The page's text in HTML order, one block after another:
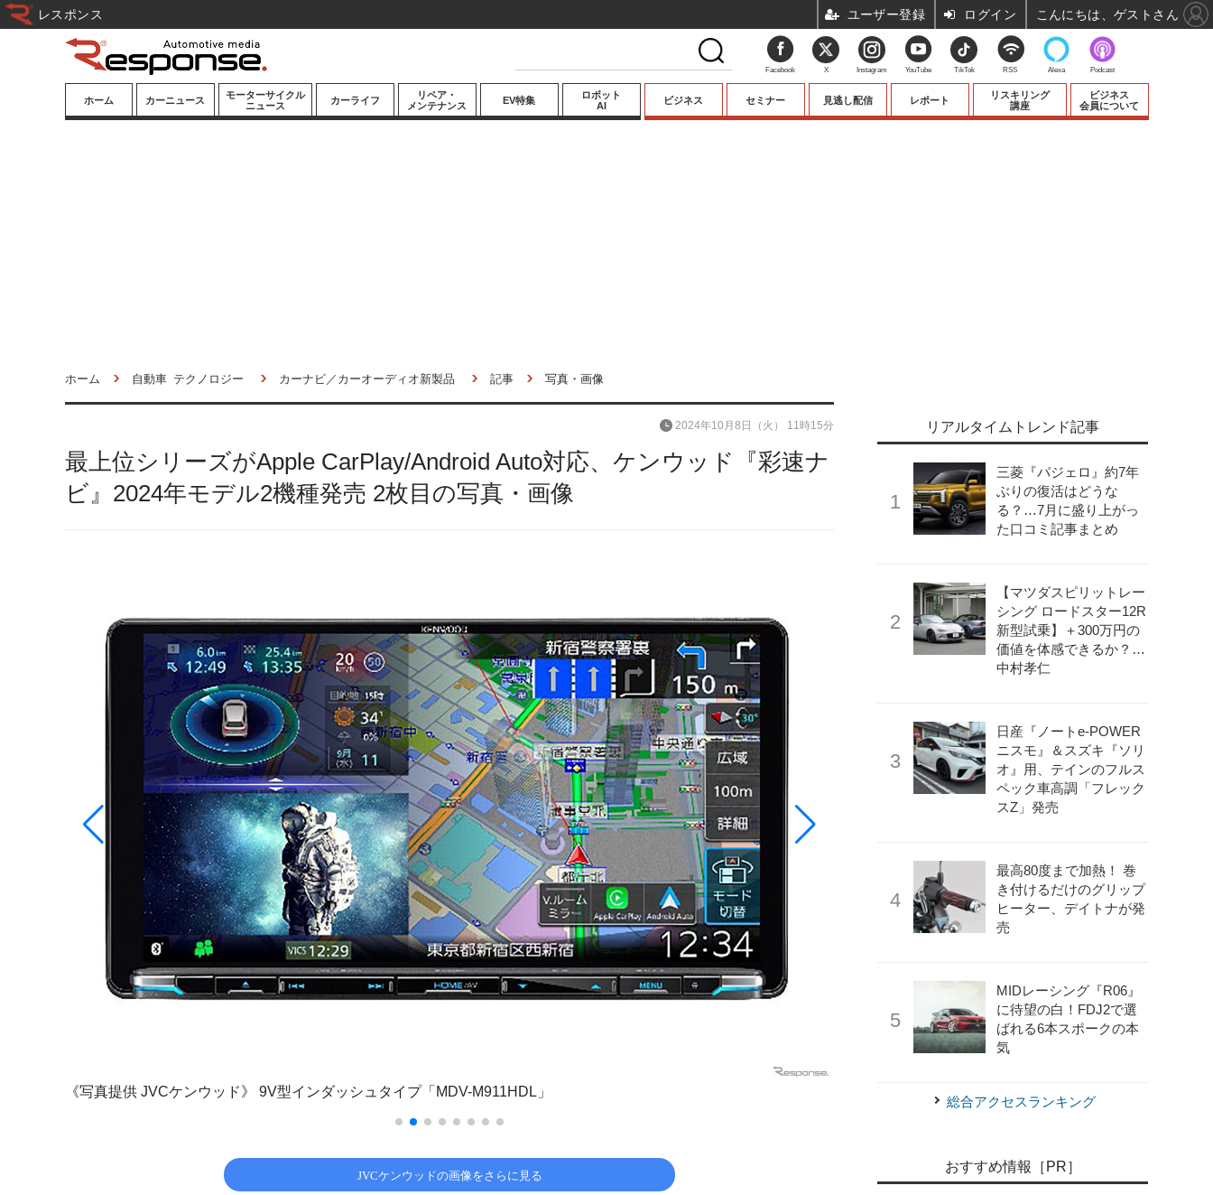
ホーム カーニュース
モーターサイクル
ニュース
カーライフ
リペア・
メンテナンス
EV特集
ロボット
AI
ビジネス セミナー 見逃し配信 レポート
リスキリング
講座
ビジネス
会員について
ホーム 自動車 テクノロジー カーナビ／カーオーディオ新製品 記事 写真・画像
最上位シリーズがApple CarPlay/Android Auto対応、ケンウッド『彩速ナ
ビ』2024年モデル2機種発売 2枚目の写真・画像
2024年10月8日（火） 11時15分
《写真提供 JVCケンウッド》 9V型インダッシュタイプ「MDV-M911HDL」
JVCケンウッドの画像をさらに見る
リアルタイムトレンド記事
三菱『パジェロ』約7年
ぶりの復活はどうな
る？…7月に盛り上がっ
た口コミ記事まとめ
【マツダスピリットレー
シング ロードスター12R
新型試乗】＋300万円の
価値を体感できるか？…
中村孝仁
日産『ノートe-POWER
ニスモ』＆スズキ『ソリ
オ』用、テインのフルス
ペック車高調「フレック
スZ」発売
最高80度まで加熱！ 巻
き付けるだけのグリップ
ヒーター、デイトナが発
売
MIDレーシング『R06』
に待望の白！FDJ2で選
ばれる6本スポークの本
気
総合アクセスランキング
おすすめ情報［PR］
Facebook X Instagram YouTube TikTok RSS Alexa Podcast
レスポンス ユーザー登録 ログイン こんにちは、ゲストさん